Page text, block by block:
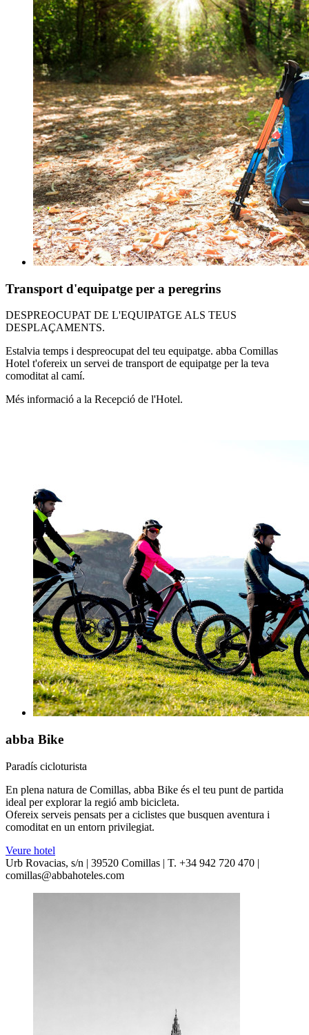
Transport d'equipatge per a peregrins
DESPREOCUPAT DE L'EQUIPATGE ALS TEUS
DESPLAÇAMENTS.
Estalvia temps i despreocupat del teu equipatge. abba Comillas
Hotel t'ofereix un servei de transport de equipatge per la teva
comoditat al camí.
Més informació a la Recepció de l'Hotel.
abba Bike
Paradís cicloturista
En plena natura de Comillas, abba Bike és el teu punt de partida
ideal per explorar la regió amb bicicleta.
Ofereix serveis pensats per a ciclistes que busquen aventura i
comoditat en un entorn privilegiat.
Veure hotel
Urb Rovacias, s/n | 39520 Comillas | T. +34 942 720 470 |
comillas@abbahoteles.com